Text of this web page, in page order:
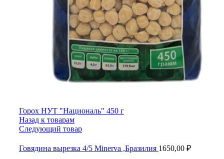
Горох НУТ "Националь" 450 г
Назад к товарам
Следующий товар
Говядина вырезка 4/5 Minerva ,Бразилия 1650,00 ₽